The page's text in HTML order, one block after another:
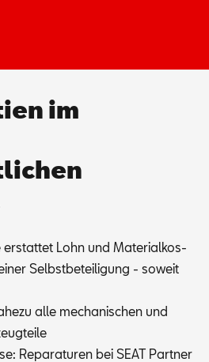
im
er­stat­tet Lohn und Ma­te­ri­al­kos­
Selbst­be­tei­li­gung - so­weit
alle me­cha­ni­schen und
Re­pa­ra­tu­ren bei SEAT Part­ner